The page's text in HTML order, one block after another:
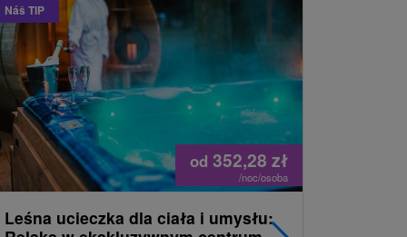
Náš TIP
od 352,28 zł
/noc/osoba
Leśna ucieczka dla ciała i umysłu: